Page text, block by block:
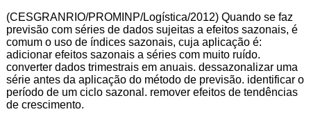
(CESGRANRIO/PROMINP/Logística/2012) Quando se faz
previsão com séries de dados sujeitas a efeitos sazonais, é
comum o uso de índices sazonais, cuja aplicação é:
adicionar efeitos sazonais a séries com muito ruído.
converter dados trimestrais em anuais. dessazonalizar uma
série antes da aplicação do método de previsão. identificar o
período de um ciclo sazonal. remover efeitos de tendências
de crescimento.